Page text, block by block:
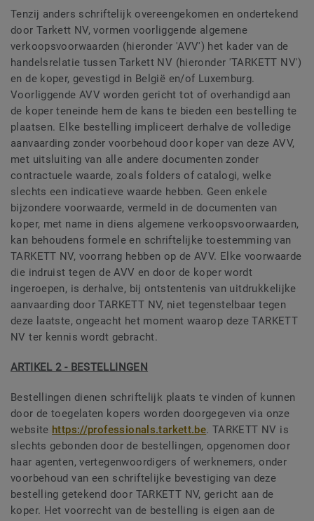
Tenzij anders schriftelijk overeengekomen en ondertekend
door Tarkett NV, vormen voorliggende algemene
verkoopsvoorwaarden (hieronder 'AVV') het kader van de
handelsrelatie tussen Tarkett NV (hieronder 'TARKETT NV')
en de koper, gevestigd in België en/of Luxemburg.
Voorliggende AVV worden gericht tot of overhandigd aan
de koper teneinde hem de kans te bieden een bestelling te
plaatsen. Elke bestelling impliceert derhalve de volledige
aanvaarding zonder voorbehoud door koper van deze AVV,
met uitsluiting van alle andere documenten zonder
contractuele waarde, zoals folders of catalogi, welke
slechts een indicatieve waarde hebben. Geen enkele
bijzondere voorwaarde, vermeld in de documenten van
koper, met name in diens algemene verkoopsvoorwaarden,
kan behoudens formele en schriftelijke toestemming van
TARKETT NV, voorrang hebben op de AVV. Elke voorwaarde
die indruist tegen de AVV en door de koper wordt
ingeroepen, is derhalve, bij ontstentenis van uitdrukkelijke
aanvaarding door TARKETT NV, niet tegenstelbaar tegen
deze laatste, ongeacht het moment waarop deze TARKETT
NV ter kennis wordt gebracht.
ARTIKEL 2 - BESTELLINGEN
Bestellingen dienen schriftelijk plaats te vinden of kunnen
door de toegelaten kopers worden doorgegeven via onze
website https://professionals.tarkett.be. TARKETT NV is
slechts gebonden door de bestellingen, opgenomen door
haar agenten, vertegenwoordigers of werknemers, onder
voorbehoud van een schriftelijke bevestiging van deze
bestelling getekend door TARKETT NV, gericht aan de
koper. Het voorrecht van de bestelling is eigen aan de